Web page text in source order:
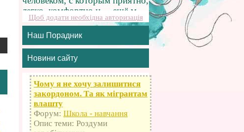
Щоб додати необхідна авторизація
Наш Порадник
Новини сайту
Чому я не хочу залишитися
закордоном. Та як мігрантам
влашту
Форум: Школа - навчання
Опис теми: Роздуми